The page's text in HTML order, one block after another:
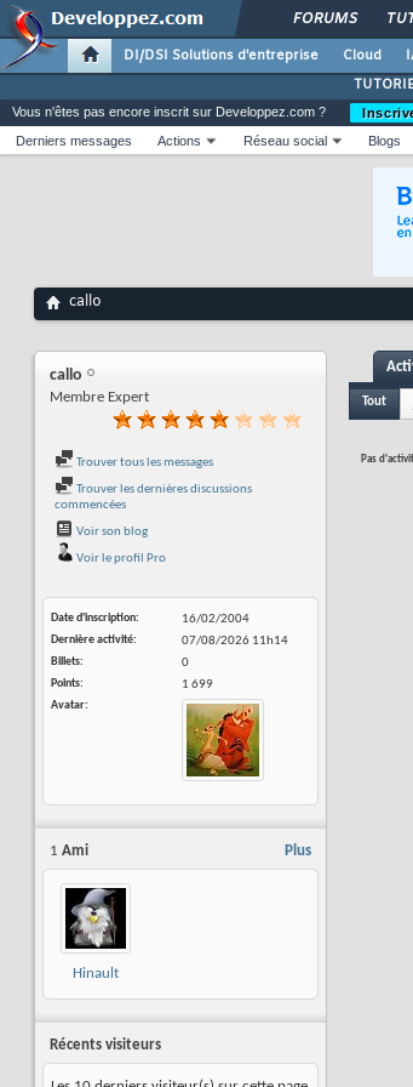
FORUMS
DI/DSI Solutions d'entreprise Cloud
Vous n'êtes pas encore inscrit sur Developpez.com ?
Derniers messages
Actions Réseau social Blogs
callo
callo
Membre Expert
Trouver tous les messages
Trouver les dernières discussions
commencées
Voir son blog
Voir le profil Pro
Date d'inscription
16/02/2004
Dernière activité
07/08/2026 11h14
Billets
0
Points
1 699
Avatar
Plus
1 Ami
Hinault
Récents visiteurs
Tout
Pas